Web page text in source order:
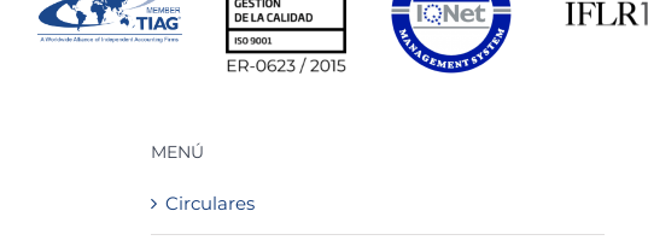
MENÚ
Circulares